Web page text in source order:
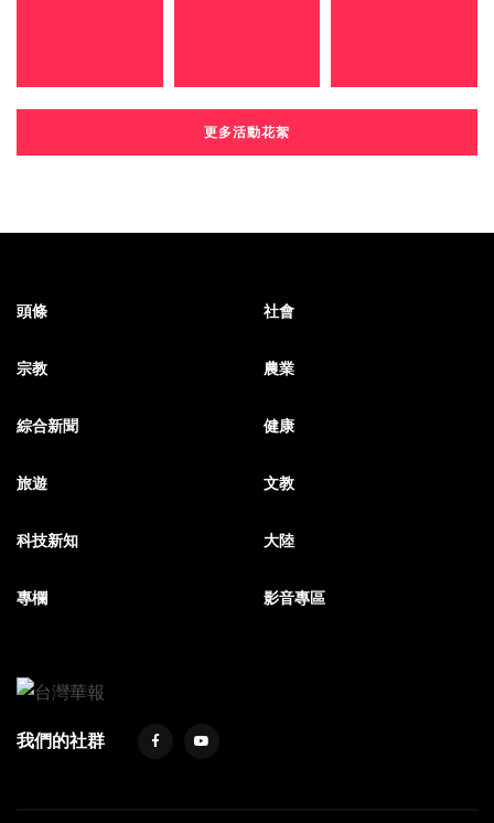
更多活動花絮
頭條 社會
宗教 農業
綜合新聞 健康
旅遊 文教
科技新知 大陸
專欄 影音專區
我們的社群